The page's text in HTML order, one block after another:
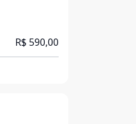
R$ 590,00